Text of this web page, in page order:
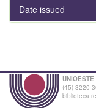
Date issued
UNIOESTE
(45) 3220-